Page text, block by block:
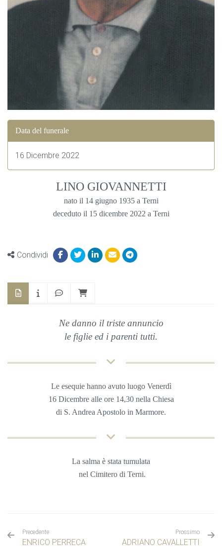
Data del funerale
16 Dicembre 2022
LINO GIOVANNETTI
nato il 14 giugno 1935 a Terni
deceduto il 15 dicembre 2022 a Terni
Condividi
Ne danno il triste annuncio
le figlie ed i parenti tutti.
Le esequie hanno avuto luogo Venerdì
16Dicembre alle ore 14,30 nella Chiesa
di S. Andrea Apostolo in Marmore.
La salma è stata tumulata
nel Cimitero di Terni.
Precedente
ENRICO PERRECA
Prossimo
ADRIANO CAVALLETTI